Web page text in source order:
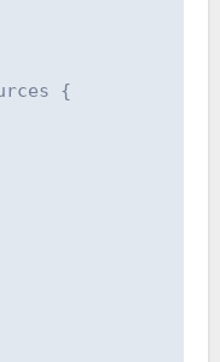
{